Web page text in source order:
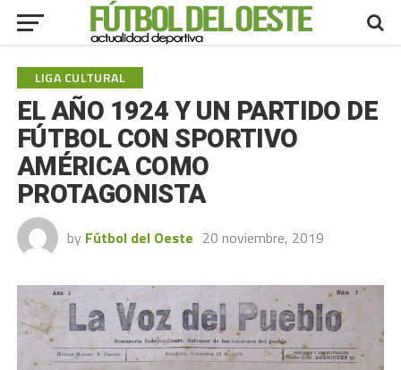
LIGA CULTURAL
EL AÑO 1924 Y UN PARTIDO DE
FÚTBOL CON SPORTIVO
AMÉRICA COMO
PROTAGONISTA
by Fútbol del Oeste 20 noviembre, 2019